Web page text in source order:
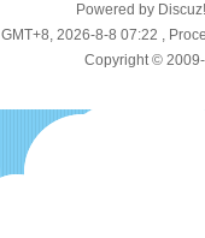
Powered by
GMT+8, 2026-8-8 07:22 ,
Copyright ©